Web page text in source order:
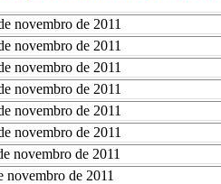
novembro de 2011
novembro de 2011
novembro de 2011
novembro de 2011
novembro de 2011
novembro de 2011
novembro de 2011
novembro de 2011